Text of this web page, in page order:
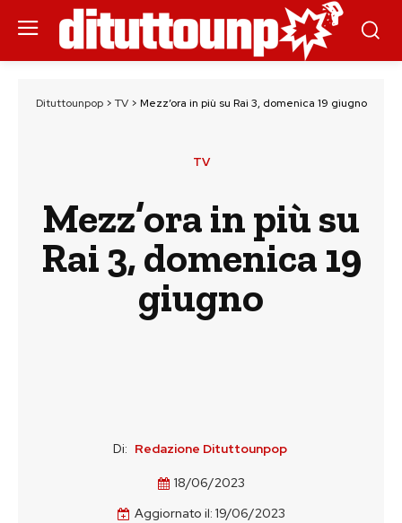
Dituttounpop> TV> Mezz’ora in più su Rai 3, domenica 19 giugno
TV
Mezz’ora in più su
Rai 3, domenica 19
giugno
Di: Redazione Dituttounpop
18/06/2023
Aggiornato il: 19/06/2023